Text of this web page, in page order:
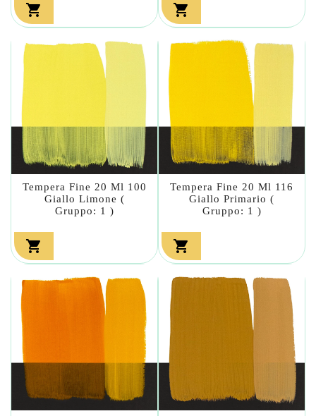
 
Tempera Fine 20 Ml 100
Giallo Limone (
Gruppo: 1 )

Tempera Fine 20 Ml 116
Giallo Primario (
Gruppo: 1 )
